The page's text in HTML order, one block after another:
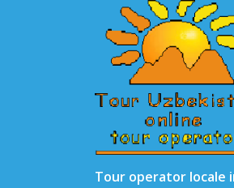
Tour operator locale